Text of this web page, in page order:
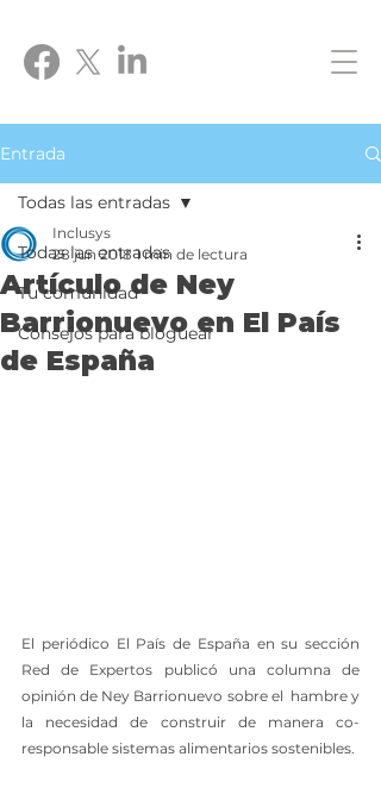
Entrada
Todas las entradas
Tu comunidad
Consejos para bloguear
Todas las entradas
Artículo de Ney
Barrionuevo en El País
de España
Inclusys
28 jun 2018 1 min de lectura
El periódico El País de España en su sección
Red de Expertos publicó una columna de
opinión de Ney Barrionuevo sobre el  hambre y
la necesidad de construir de manera co-
responsable sistemas alimentarios sostenibles.